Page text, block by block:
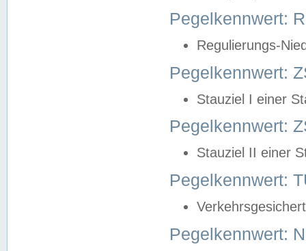
Pegelkennwert:
Regulierungs-
Pegelkennwert:
Stauziel I einer
Pegelkennwert:
Stauziel II einer
Pegelkennwert:
Pegelkennwert: